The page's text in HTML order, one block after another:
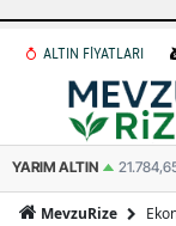
ALTIN FİYATLARI
YARIM ALTIN
MevzuRize